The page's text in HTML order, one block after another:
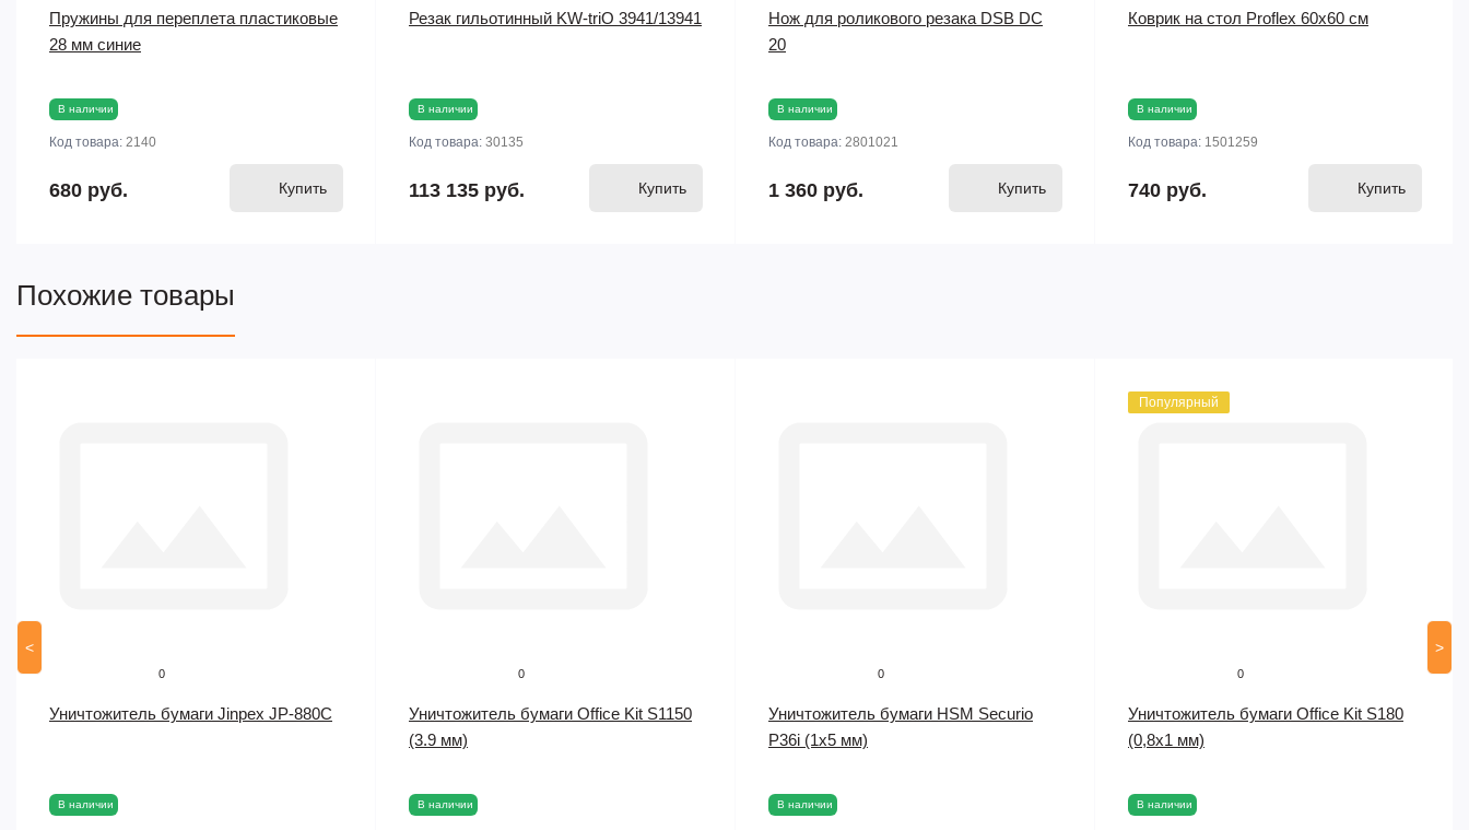
Пружины для переплета пластиковые
28 мм синие
В наличии
Код товара: 2140
680 руб. Купить
Резак гильотинный KW-triO 3941/13941
В наличии
Код товара: 30135
113 135 руб. Купить
Нож для роликового резака DSB DC
20
В наличии
Код товара: 2801021
1 360 руб. Купить
Коврик на стол Proflex 60х60 см
В наличии
Код товара: 1501259
740 руб. Купить
Похожие товары
<
0
Уничтожитель бумаги Jinpex JP-880C
В наличии
0
Уничтожитель бумаги Office Kit S1150
(3.9 мм)
В наличии
0
Уничтожитель бумаги HSM Securio
P36i (1x5 мм)
В наличии
Популярный
0
Уничтожитель бумаги Office Kit S180
(0,8х1 мм)
В наличии
>